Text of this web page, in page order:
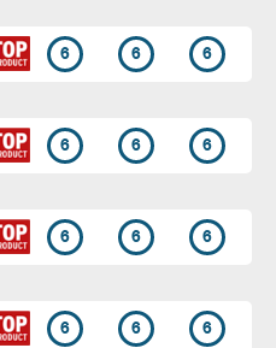
6 6 6
6 6 6
6 6 6
6 6 6